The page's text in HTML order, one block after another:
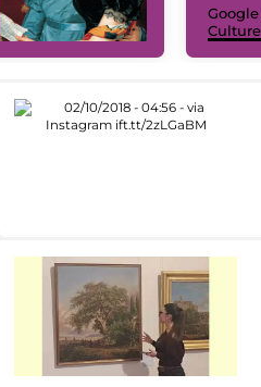
Culture